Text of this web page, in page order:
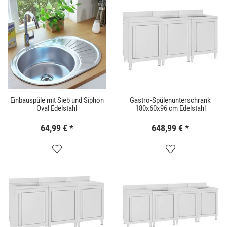
Einbauspüle mit Sieb und Siphon
Oval Edelstahl
64,99 € *
Gastro-Spülenunterschrank
180x60x96 cm Edelstahl
648,99 €*